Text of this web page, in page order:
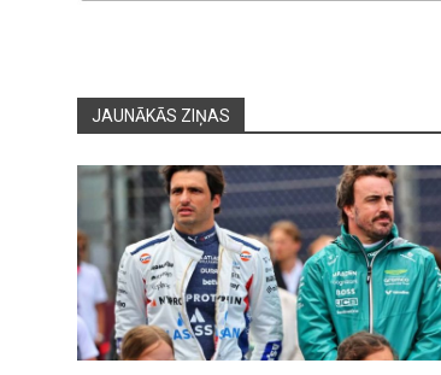
JAUNĀKĀS ZIŅAS